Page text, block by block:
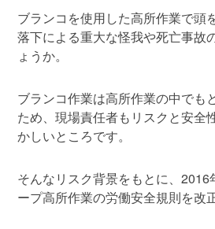
ブランコを使用した高所作業で頭
落下による重大な怪我や死亡事故
ょうか。
ブランコ作業は高所作業の中でも
ため、現場責任者もリスクと安全
かしいところです。
そんなリスク背景をもとに、2016
ープ高所作業の労働安全規則を改